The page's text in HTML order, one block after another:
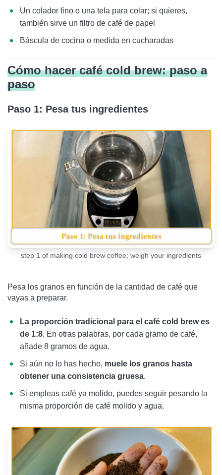
Un colador fino o una tela para colar; si quieres,
también sirve un filtro de café de papel
Báscula de cocina o medida en cucharadas
Cómo hacer café cold brew: paso a
paso
Paso 1: Pesa tus ingredientes
step 1 of making cold brew coffee; weigh your ingredients
Pesa los granos en función de la cantidad de café que
vayas a preparar.
La proporción tradicional para el café cold brew es
de 1:8. En otras palabras, por cada gramo de café,
añade 8 gramos de agua.
Si aún no lo has hecho, muele los granos hasta
obtener una consistencia gruesa.
Si empleas café ya molido, puedes seguir pesando la
misma proporción de café molido y agua.